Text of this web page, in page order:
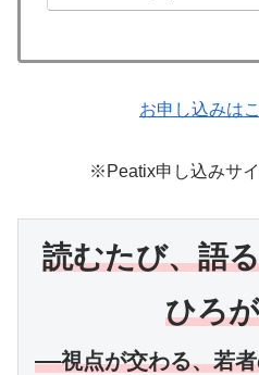
お申し込みは
※Peatix申し込みサイ
読むたび、語
ひろ
――視点が交わる、若